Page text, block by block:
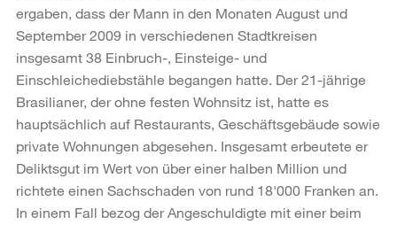
ergaben, dass der Mann in den Monaten August und
September 2009 in verschiedenen Stadtkreisen
insgesamt 38 Einbruch-, Einsteige- und
Einschleichediebstähle begangen hatte. Der 21-jährige
Brasilianer, der ohne festen Wohnsitz ist, hatte es
hauptsächlich auf Restaurants, Geschäftsgebäude sowie
private Wohnungen abgesehen. Insgesamt erbeutete er
Deliktsgut im Wert von über einer halben Million und
richtete einen Sachschaden von rund 18'000 Franken an.
In einem Fall bezog der Angeschuldigte mit einer beim